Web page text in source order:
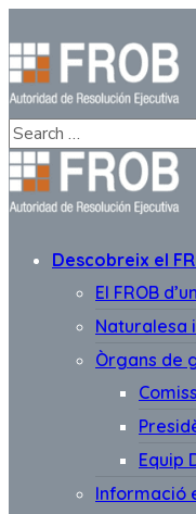
Descobreix el
El FROB
Naturalesa
Òrgans de
Equip
Informació